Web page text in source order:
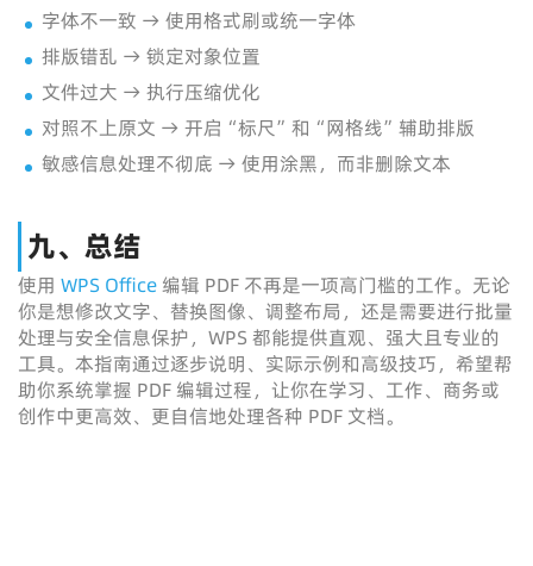
字体不一致 → 使用格式刷或统一字体
排版错乱 → 锁定对象位置
文件过大 → 执行压缩优化
对照不上原文 → 开启“标尺”和“网格线”辅助排版
敏感信息处理不彻底 → 使用涂黑，而非删除文本
九、总结
使用 WPS Office编辑 PDF 不再是一项高门槛的工作。无论
你是想修改文字、替换图像、调整布局，还是需要进行批量
处理与安全信息保护，WPS 都能提供直观、强大且专业的
工具。本指南通过逐步说明、实际示例和高级技巧，希望帮
助你系统掌握 PDF 编辑过程，让你在学习、工作、商务或
创作中更高效、更自信地处理各种 PDF 文档。